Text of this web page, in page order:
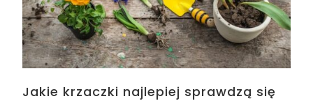
Jakie krzaczki najlepiej sprawdzą się